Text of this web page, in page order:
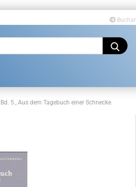
Passwort
5., Aus dem Tagebuch einer Schnecke.